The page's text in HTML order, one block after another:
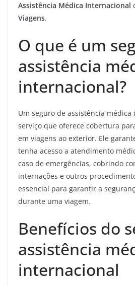
Assistência Médica Internacional
Viagens.
O que é um
assistência
internacional?
Um seguro de assistência
serviço que oferece cobertura
em viagens ao exterior. Ele
tenha acesso a atendimento
caso de emergências, cobrindo
internações e outros
essencial para garantir a
durante uma viagem.
Benefícios do
assistência
internacional